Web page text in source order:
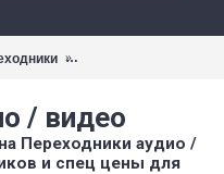
Переходники аудио /
/ видео
Переходники аудио /
и спец цены для